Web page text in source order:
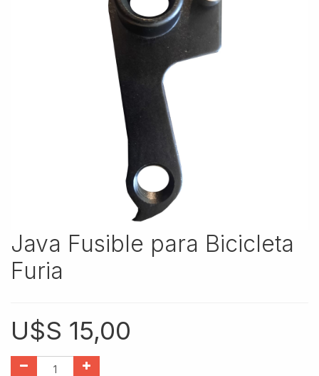
Java Fusible para Bicicleta
Furia
U$S 15,00